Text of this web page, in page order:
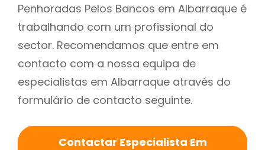
Penhoradas Pelos Bancos em Albarraque é
trabalhando com um profissional do
sector. Recomendamos que entre em
contacto com a nossa equipa de
especialistas em Albarraque através do
formulário de contacto seguinte.
Contactar Especialista Em